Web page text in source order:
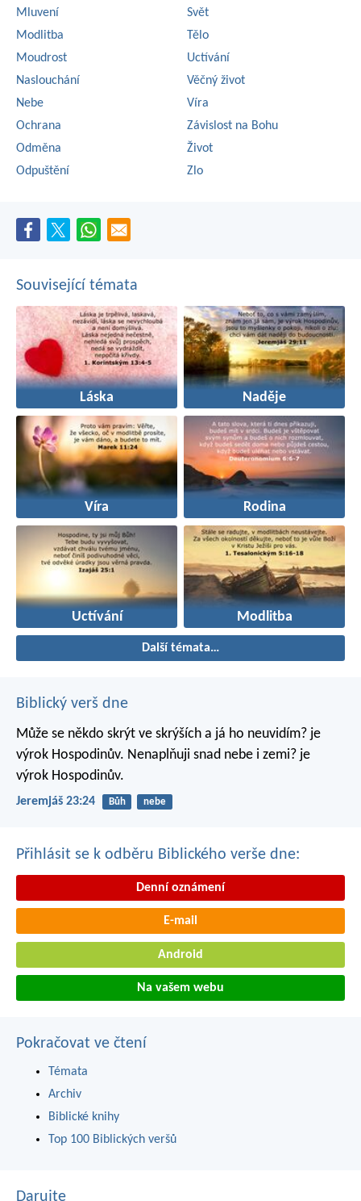
Mluvení
Modlitba
Moudrost
Naslouchání
Nebe
Ochrana
Odměna
Odpuštění
Svět
Tělo
Uctívání
Věčný život
Víra
Závislost na Bohu
Život
Zlo
Související témata
Láska Naděje
Víra Rodina
Uctívání Modlitba
Další témata…
Biblický verš dne
Může se někdo skrýt ve skrýších a já ho neuvidím? je
výrok Hospodinův. Nenaplňuji snad nebe i zemi? je
výrok Hospodinův.
Jeremjáš 23:24 Bůh nebe
Přihlásit se k odběru Biblického verše dne:
Denní oznámení
E-mail
Android
Na vašem webu
Pokračovat ve čtení
Témata
Archiv
Biblické knihy
Top 100 Biblických veršů
Darujte